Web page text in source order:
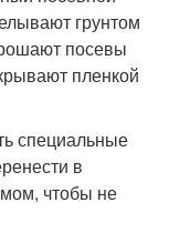
грунтом
посевы
пленкой
специальные
в
чтобы не